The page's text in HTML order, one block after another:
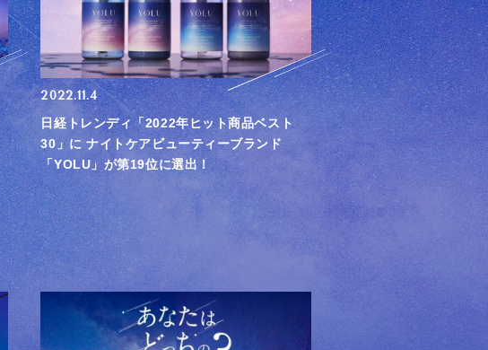
2022.11.4
日経トレンディ「2022年ヒット商品ベスト
30」に ナイトケアビューティーブランド
「YOLU」が第19位に選出！